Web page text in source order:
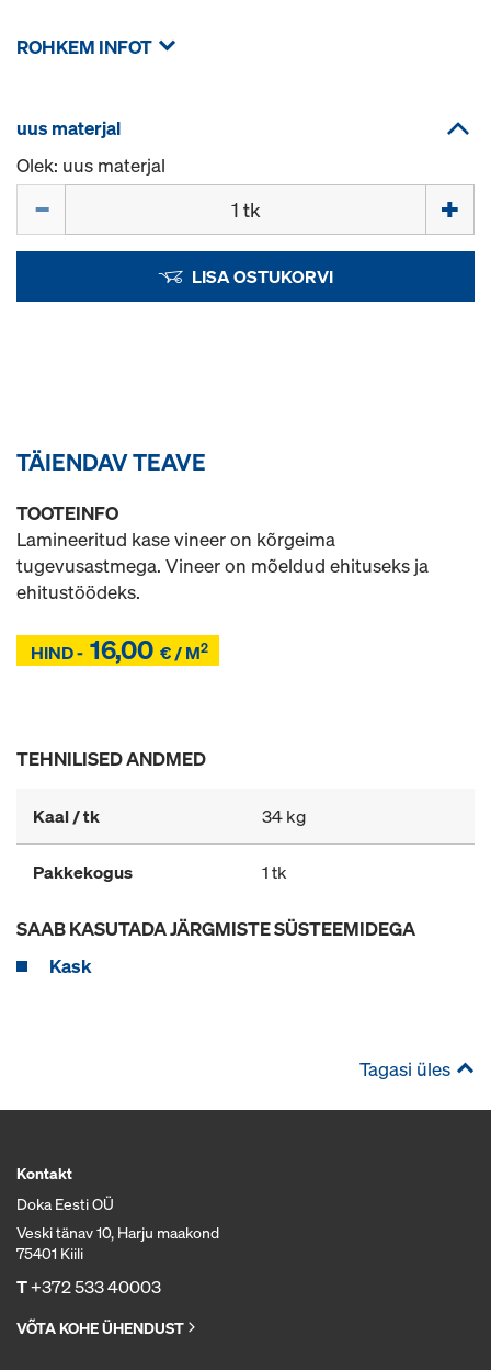
ROHKEM INFOT
uus materjal
Olek: uus materjal
LISA OSTUKORVI
TÄIENDAV TEAVE
TOOTEINFO
Lamineeritud kase vineer on kõrgeima
tugevusastmega. Vineer on mõeldud ehituseks ja
ehitustöödeks.
HIND - 16,00 € / M2
TEHNILISED ANDMED
Kaal / tk 34 kg
Pakkekogus 1 tk
SAAB KASUTADA JÄRGMISTE SÜSTEEMIDEGA
Kask
Tagasi üles
Kontakt
Doka Eesti OÜ
Veski tänav 10, Harju maakond
75401 Kiili
T+372 533 40003
VÕTA KOHE ÜHENDUST